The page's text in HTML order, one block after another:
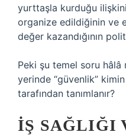
yurttaşla kurduğu
organize edildiğinin ve
değer kazandığının
Peki şu temel soru hâlâ
yerinde “güvenlik”
tarafından tanımlanır?
İŞ SAĞLIĞI